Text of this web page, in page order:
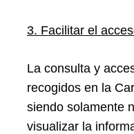
3. Facilitar el
La consulta y
recogidos en la
siendo solamente
visualizar la